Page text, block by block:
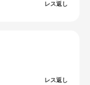
レス返し
レス返し